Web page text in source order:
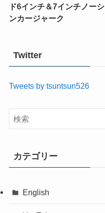
ド6インチ＆7インチノーシ
ンカージャーク
Twitter
Tweets by tsuntsun526
カテゴリー
English